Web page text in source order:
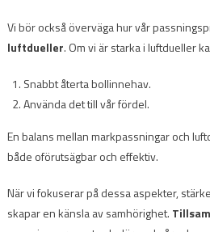
Vi bör också överväga hur vår
luftdueller. Om vi är starka i luftdueller
Snabbt återta bollinnehav.
Använda det till vår fördel.
En balans mellan markpassningar och
både oförutsägbar och effektiv.
När vi fokuserar på dessa aspekter,
skapar en känsla av samhörighet.